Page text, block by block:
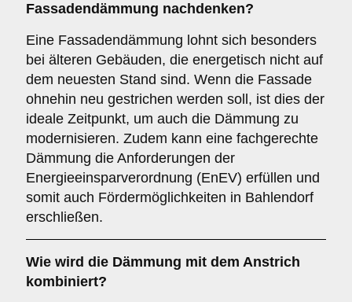
Fassadendämmung nachdenken?
Eine Fassadendämmung lohnt sich besonders
bei älteren Gebäuden, die energetisch nicht auf
dem neuesten Stand sind. Wenn die Fassade
ohnehin neu gestrichen werden soll, ist dies der
ideale Zeitpunkt, um auch die Dämmung zu
modernisieren. Zudem kann eine fachgerechte
Dämmung die Anforderungen der
Energieeinsparverordnung (EnEV) erfüllen und
somit auch Fördermöglichkeiten in Bahlendorf
erschließen.
Wie wird die Dämmung mit dem Anstrich
kombiniert?